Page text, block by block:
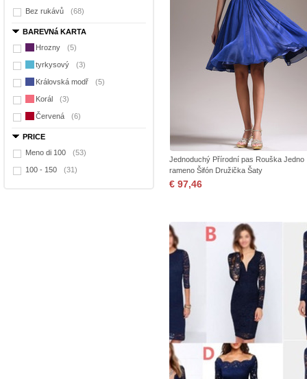
Bez rukávů (68)
BAREVNá KARTA
Hrozny
(5)
tyrkysový (3)
Královská modř (5)
Korál (3)
Červená (6)
PRICE
Meno di 100
(53)
100 - 150 (31)
Jednoduchý Přírodní pas Rouška Jedno
rameno Šifón Družička Šaty
€ 97,46